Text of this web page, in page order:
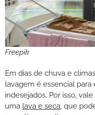
Freepik
Em dias de chuva e
lavagem é essencial
indesejados. Por isso,
uma lava e seca , que